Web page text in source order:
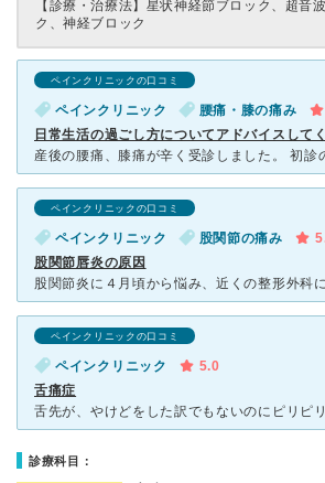
【診療・治療法】 星状神経節ブロック、超音
ク、神経ブロック
ペインクリニックの口コミ
ペインクリニック 腰痛・膝の痛み
日常生活の過ごし方についてアドバイスして
ペインクリニックの口コミ
ペインクリニック 股関節の痛み
股関節唇炎の原因
ペインクリニックの口コミ
ペインクリニック
5.0
舌痛症
診療科目：